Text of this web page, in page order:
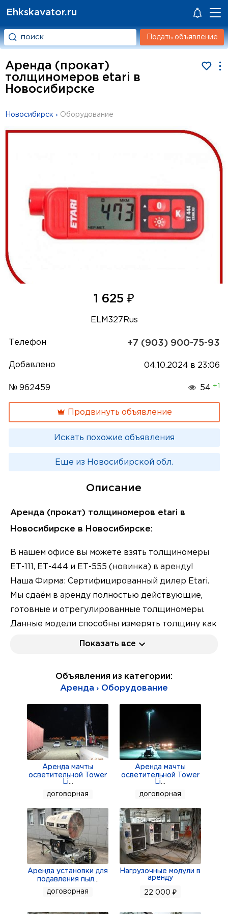
Ehkskavator.ru
Подать объявление
Аренда (прокат)
толщиномеров etari в
Новосибирске
Новосибирск › Оборудование
1 625 ₽
ELM327Rus
Телефон +7 (903) 900-75-93
Добавлено 04.10.2024 в 23:06
№ 962459 54 +1
Продвинуть объявление
Искать похожие объявления
Еще из Новосибирской обл.
Описание
Аренда (прокат) толщиномеров etari в
Новосибирске в Новосибирске:
В нашем офисе вы можете взять толщиномеры
ЕТ-111, ЕТ-444 и ЕТ-555 (новинка) в аренду!
Наша Фирма: Сертифицированный дилер Etari.
Мы сдаём в аренду полностью действующие,
готовные и отрегулированные толщиномеры.
Данные модели способны измерять толщину как
на черных (до 2000 мкм), так и на цветных
от -25С до +60С (ЕТ-444. Приборы подходят для
исключительно разных автомобилей.
Мы отрегулируем для вас прибор (а еще научим
его регулировать самостоятельно, если вы
планируете взять толщиномер на длительный
срок) и покажем как им пользоваться. В ваших
руках будет полностью настроеный к работе
комплект: толщиномер с заряженными
батарейками, регулировочные пластины,
инструкция и мягкий чехол для безопасного
хранения и переноски.
Цена аренды:
1 день (сутки): 500 р.
3 суток: 1000 р.
1 неделя: 1500 р.
Показать все
Объявления из категории:
Аренда › Оборудование
Аренда мачты
осветительной Tower
Li
договорная
Аренда мачты
осветительной Tower
Li
договорная
Аренда установки для
подавления пыл
договорная
Нагрузочные модули в
аренду
22 000 ₽